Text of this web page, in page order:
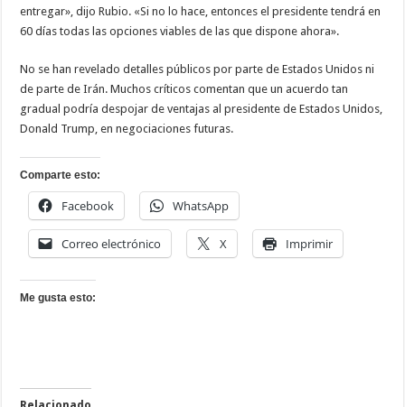
entregar», dijo Rubio. «Si no lo hace, entonces el presidente tendrá en
60 días todas las opciones viables de las que dispone ahora».
No se han revelado detalles públicos por parte de Estados Unidos ni
de parte de Irán. Muchos críticos comentan que un acuerdo tan
gradual podría despojar de ventajas al presidente de Estados Unidos,
Donald Trump, en negociaciones futuras.
Comparte esto:
Facebook WhatsApp
Correo electrónico X Imprimir
Me gusta esto: